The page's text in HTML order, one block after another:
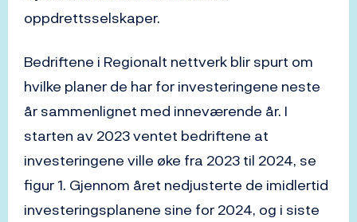
oppdrettsselskaper.
Bedriftene i Regionalt nettverk blir spurt om
hvilke planer de har for investeringene neste
år sammenlignet med inneværende år. I
starten av 2023 ventet bedriftene at
investeringene ville øke fra 2023 til 2024, se
figur 1. Gjennom året nedjusterte de imidlertid
investeringsplanene sine for 2024, og i siste